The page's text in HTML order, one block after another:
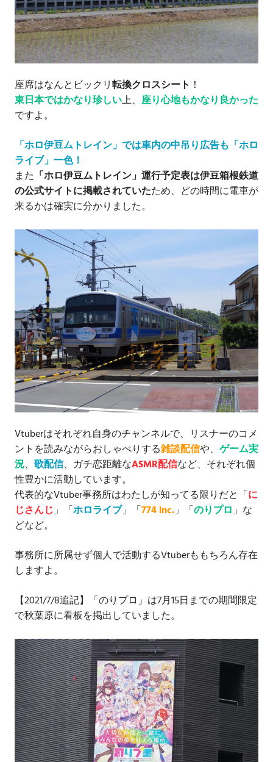
座席はなんとビックリ転換クロスシート ！
東日本ではかなり珍しい上、 座り心地もかなり良かった
ですよ。
「ホロ伊豆ムトレイン」では車内の中吊り広告も「ホロ
ライブ」一色！
また 「ホロ伊豆ムトレイン」運行予定表は伊豆箱根鉄道
の公式サイトに掲載されていたため、どの時間に電車が
来るかは確実に分かりました。
Vtuberはそれぞれ自身のチャンネルで、リスナーのコメ
ントを読みながらおしゃべりする雑談配信や、 ゲーム実
況、 歌配信、ガチ恋距離なASMR配信など、それぞれ個
性豊かに活動しています。
代表的なVtuber事務所はわたしが知ってる限りだと「に
じさんじ」「ホロライブ」「774 inc.」「のりプロ」な
どなど。
事務所に所属せず個人で活動するVtuberももちろん存在
しますよ。
【2021/7/8追記】「のりプロ」は7月15日までの期間限定
で秋葉原に看板を掲出していました。